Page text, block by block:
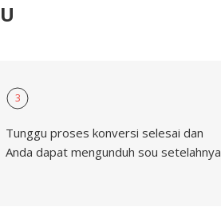
3
Tunggu proses konversi selesai dan
Anda dapat mengunduh sou setelahnya